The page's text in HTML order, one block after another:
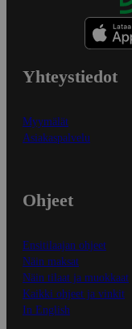
Yhteystiedot
Myymälät
Asiakaspalvelu
Ohjeet
Ensitilaajan ohjeet
Näin maksat
Näin tilaat ja muokkaat
Kaikki ohjeet ja vinkit
In English